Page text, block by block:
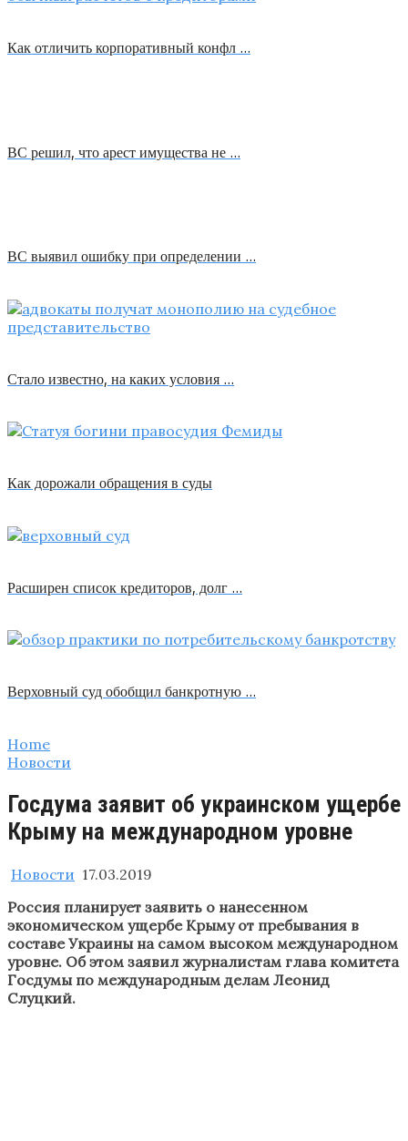
Как отличить корпоративный конфл …
ВС решил, что арест имущества не …
ВС выявил ошибку при определении …
Стало известно, на каких условия …
Как дорожали обращения в суды
Расширен список кредиторов, долг …
Верховный суд обобщил банкротную …
Home
Новости
Госдума заявит об украинском ущербе
Крыму на международном уровне
Новости 17.03.2019
Россия планирует заявить о нанесенном
экономическом ущербе Крыму от пребывания в
составе Украины на самом высоком международном
уровне. Об этом заявил журналистам глава комитета
Госдумы по международным делам Леонид
Слуцкий.